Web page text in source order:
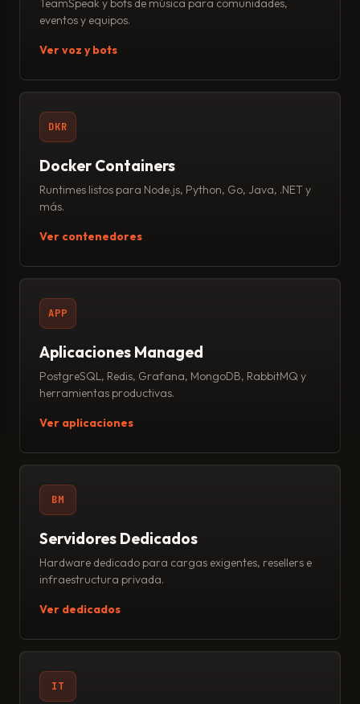
TeamSpeak y bots de música para comunidades,
eventos y equipos.
Ver voz y bots
DKR
Docker Containers
Runtimes listos para Node.js, Python, Go, Java, .NET y
más.
Ver contenedores
APP
Aplicaciones Managed
PostgreSQL, Redis, Grafana, MongoDB, RabbitMQ y
herramientas productivas.
Ver aplicaciones
BM
Servidores Dedicados
Hardware dedicado para cargas exigentes, resellers e
infraestructura privada.
Ver dedicados
IT